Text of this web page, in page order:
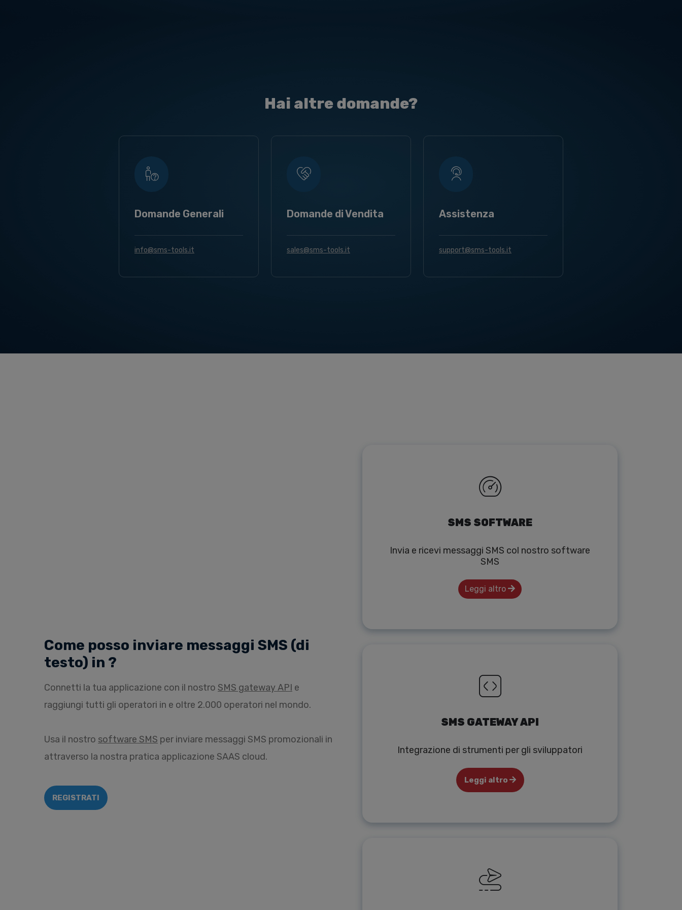
Hai altre domande?
Domande Generali
info@sms-tools.it
Domande di Vendita
sales@sms-tools.it
Assistenza
support@sms-tools.it
Come posso inviare messaggi SMS (di
testo) in ?
Connetti la tua applicazione con il nostro SMS gateway API e
raggiungi tutti gli operatori in e oltre 2.000 operatori nel mondo.
Usa il nostro software SMS per inviare messaggi SMS promozionali in
attraverso la nostra pratica applicazione SAAS cloud.
REGISTRATI
SMS SOFTWARE
Invia e ricevi messaggi SMS col nostro software
SMS
Leggi altro
SMS GATEWAY API
Integrazione di strumenti per gli sviluppatori
Leggi altro